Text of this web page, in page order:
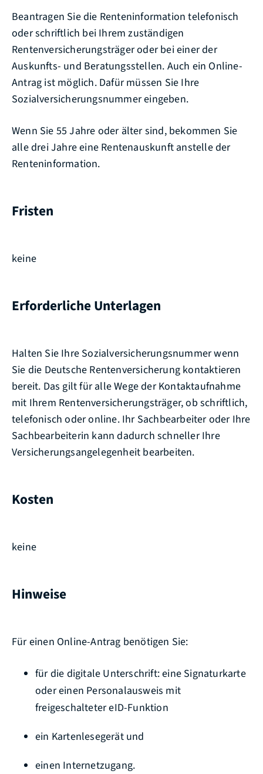
Beantragen Sie die Renteninformation telefonisch
oder schriftlich bei Ihrem zuständigen
Rentenversicherungsträger oder bei einer der
Auskunfts- und Beratungsstellen. Auch ein Online-
Antrag ist möglich. Dafür müssen Sie Ihre
Sozialversicherungsnummer eingeben.
Wenn Sie 55 Jahre oder älter sind, bekommen Sie
alle drei Jahre eine Rentenauskunft anstelle der
Renteninformation.
Fristen
keine
Erforderliche Unterlagen
Halten Sie Ihre Sozialversicherungsnummer wenn
Sie die Deutsche Rentenversicherung kontaktieren
bereit. Das gilt für alle Wege der Kontaktaufnahme
mit Ihrem Rentenversicherungsträger, ob schriftlich,
telefonisch oder online. Ihr Sachbearbeiter oder Ihre
Sachbearbeiterin kann dadurch schneller Ihre
Versicherungsangelegenheit bearbeiten.
Kosten
keine
Hinweise
Für einen Online-Antrag benötigen Sie:
für die digitale Unterschrift: eine Signaturkarte
oder einen Personalausweis mit
freigeschalteter eID-Funktion
ein Kartenlesegerät und
einen Internetzugang.